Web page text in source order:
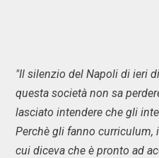
"Il silenzio del Napoli di ieri
questa società non sa
lasciato intendere che gli
Perchè gli fanno
cui diceva che è pronto ad